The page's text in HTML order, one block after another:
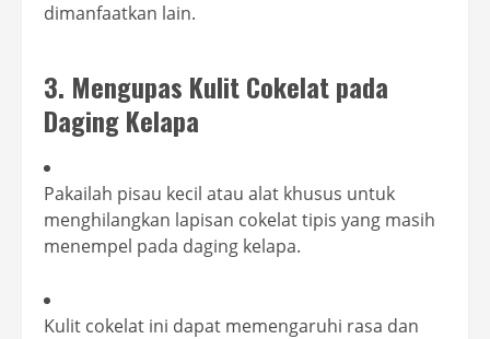
dimanfaatkan lain.
3. Mengupas Kulit Cokelat pada
Daging Kelapa
Pakailah pisau kecil atau alat khusus untuk
menghilangkan lapisan cokelat tipis yang masih
menempel pada daging kelapa.
Kulit cokelat ini dapat memengaruhi rasa dan